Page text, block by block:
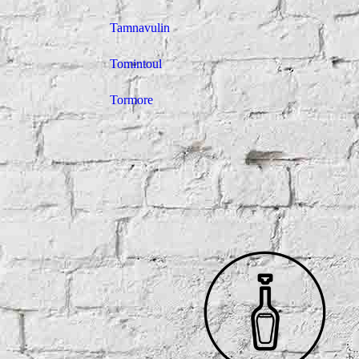
Tamnavulin
Tomintoul
Tormore